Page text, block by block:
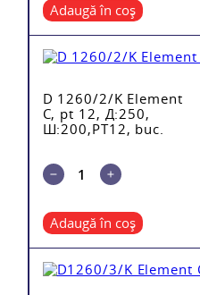
Adaugă în coș
D 1260/2/K Element
C, pt 12, Д:250,
Ш:200,PT12, buc.
Adaugă în coș